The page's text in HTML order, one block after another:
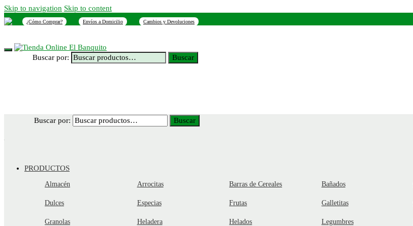
Skip to navigation Skip to content
¿Cómo Comprar? Envíos a Domicilio Cambios y Devoluciones
Buscar por: Buscar
Buscar por: Buscar
PRODUCTOS
Almacén Arrocitas Barras de Cereales Bañados
Dulces Especias Frutas Galletitas
Granolas Heladera Helados Legumbres